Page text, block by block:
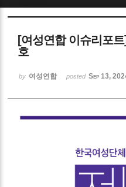
[여성연합 이슈리포
호
by 여성연합 posted Sep 13,